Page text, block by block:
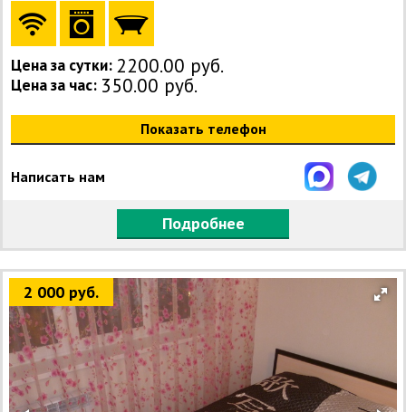
Цена за сутки: 2200.00 руб.
Цена за час: 350.00 руб.
Показать телефон
Написать нам
Подробнее
2 000 руб.